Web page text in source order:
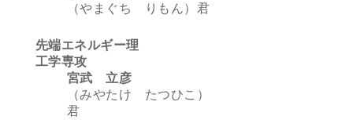
（やまぐち りもん）君
先端エネルギー理
工学専攻
宮武 立彦
（みやたけ たつひこ）
君